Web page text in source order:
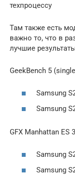
техпроцессу
Там также есть
важно то, что в
лучшие
GeekBench 5
Samsung
Samsung
GFX Manhattan ES
Samsung
Samsung